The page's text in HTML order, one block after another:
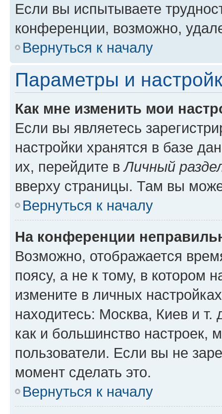
Если вы испытываете
конференции, возможно,
Вернуться к началу
Параметры и
Как мне изменить мои
Если вы являетесь
настройки хранятся в базе
их, перейдите вЛичный
вверху страницы. Там вы
Вернуться к началу
На конференции
Возможно, отображается
поясу, а не к тому, в котором
измените в личных
находитесь: Москва, Киев и т.
как и большинство настроек,
пользователи. Если вы не
момент сделать это.
Вернуться к началу